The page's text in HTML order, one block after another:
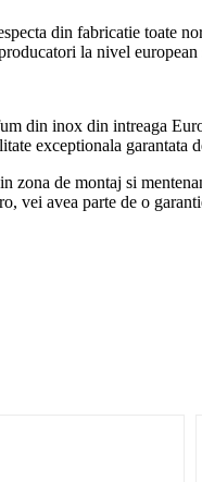
din fabricatie toate
la nivel
din inox din intreaga
exceptionala garantata
de montaj si
avea parte de o